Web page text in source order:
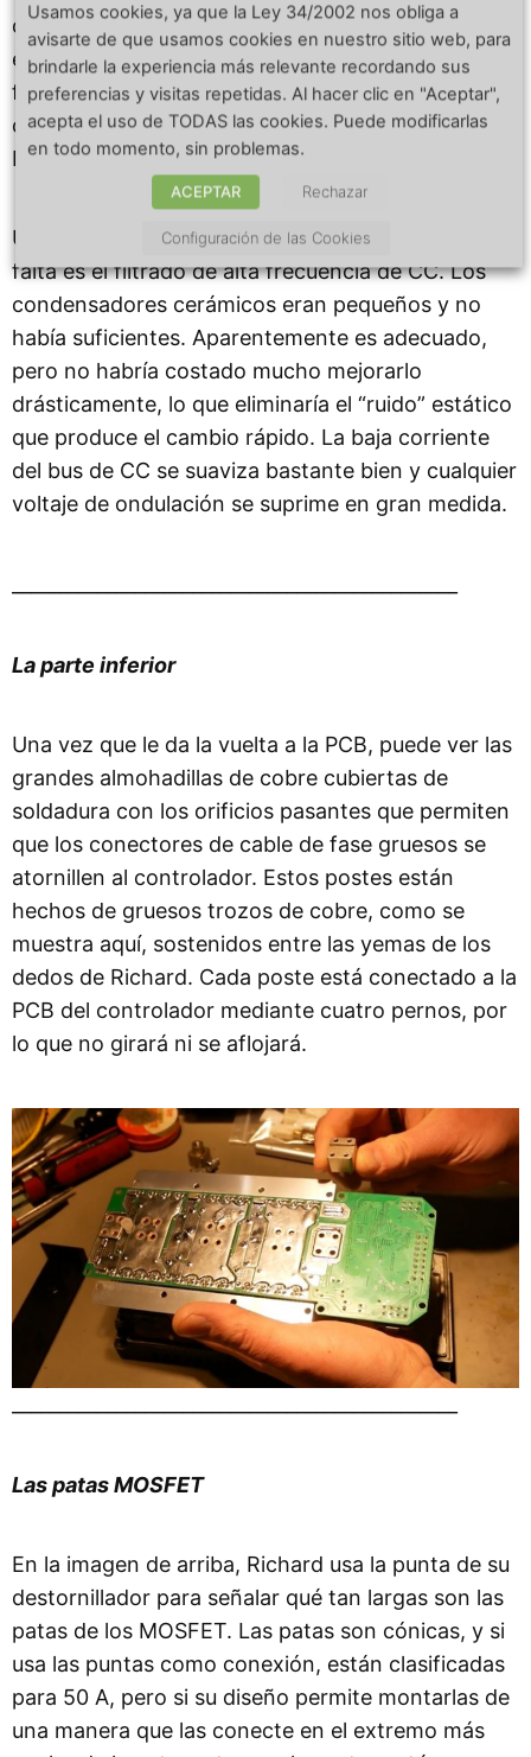
corta formaran una sola pieza. Funciona como
está, pero hubiera sido un poco mejor si esos dos
fueran una sola pieza, en lugar de estar
conectados por un rastro en la parte inferior de la
PCB.
Una de las pocas áreas que Richard sintió que
falta es el filtrado de alta frecuencia de CC. Los
condensadores cerámicos eran pequeños y no
había suficientes. Aparentemente es adecuado,
pero no habría costado mucho mejorarlo
drásticamente, lo que eliminaría el “ruido” estático
que produce el cambio rápido. La baja corriente
del bus de CC se suaviza bastante bien y cualquier
voltaje de ondulación se suprime en gran medida.
La parte inferior
Una vez que le da la vuelta a la PCB, puede ver las
grandes almohadillas de cobre cubiertas de
soldadura con los orificios pasantes que permiten
que los conectores de cable de fase gruesos se
atornillen al controlador. Estos postes están
hechos de gruesos trozos de cobre, como se
muestra aquí, sostenidos entre las yemas de los
dedos de Richard. Cada poste está conectado a la
PCB del controlador mediante cuatro pernos, por
lo que no girará ni se aflojará.
Las patas MOSFET
En la imagen de arriba, Richard usa la punta de su
destornillador para señalar qué tan largas son las
patas de los MOSFET. Las patas son cónicas, y si
usa las puntas como conexión, están clasificadas
para 50 A, pero si su diseño permite montarlas de
una manera que las conecte en el extremo más
Usamos cookies, ya que la Ley 34/2002 nos obliga a
avisarte de que usamos cookies en nuestro sitio web, para
brindarle la experiencia más relevante recordando sus
preferencias y visitas repetidas. Al hacer clic en "Aceptar",
acepta el uso de TODAS las cookies. Puede modificarlas
en todo momento, sin problemas.
ACEPTAR Rechazar
Configuración de las Cookies